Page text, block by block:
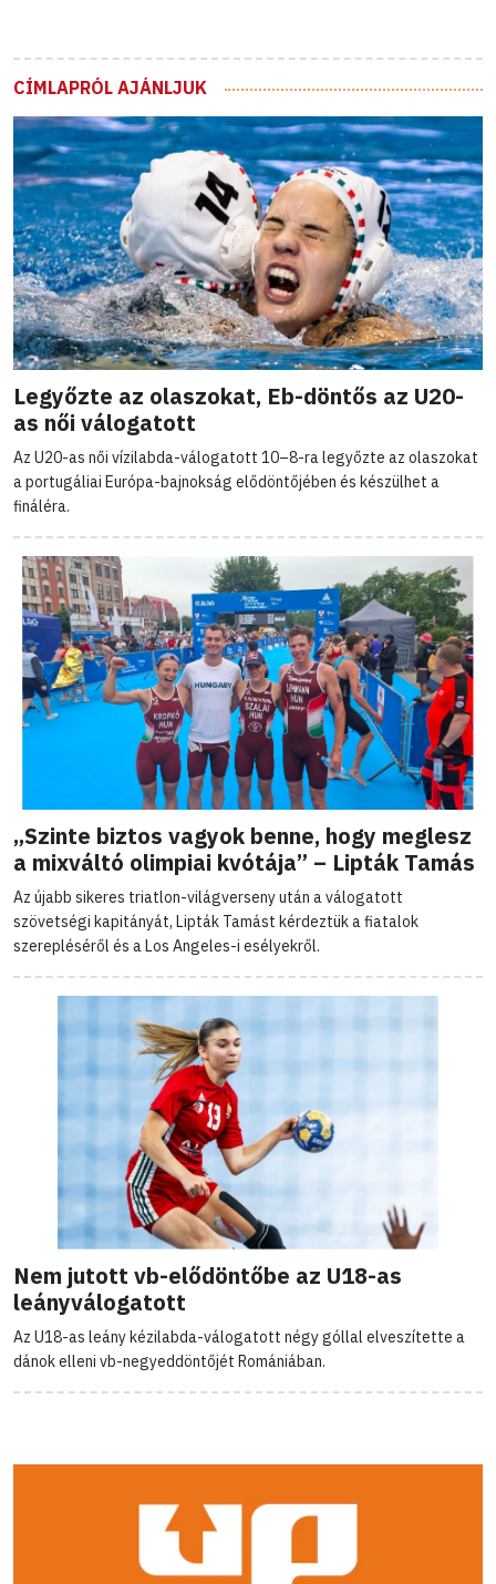
CÍMLAPRÓL AJÁNLJUK
Legyőzte az olaszokat, Eb-döntős az U20-
as női válogatott
Az U20-as női vízilabda-válogatott 10–8-ra legyőzte az olaszokat
a portugáliai Európa-bajnokság elődöntőjében és készülhet a
fináléra.
„Szinte biztos vagyok benne, hogy meglesz
a mixváltó olimpiai kvótája” – Lipták Tamás
Az újabb sikeres triatlon-világverseny után a válogatott
szövetségi kapitányát, Lipták Tamást kérdeztük a fiatalok
szerepléséről és a Los Angeles-i esélyekről.
Nem jutott vb-elődöntőbe az U18-as
leányválogatott
Az U18-as leány kézilabda-válogatott négy góllal elveszítette a
dánok elleni vb-negyeddöntőjét Romániában.